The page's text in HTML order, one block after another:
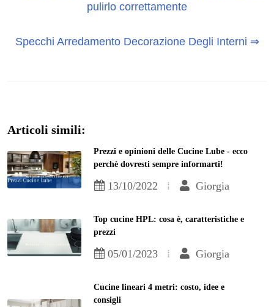
pulirlo correttamente
Specchi Arredamento Decorazione Degli Interni ⇒
Articoli simili:
Prezzi e opinioni delle Cucine Lube - ecco
perchè dovresti sempre informarti!
13/10/2022 Giorgia
Top cucine HPL: cosa è, caratteristiche e
prezzi
05/01/2023 Giorgia
Cucine lineari 4 metri: costo, idee e
consigli